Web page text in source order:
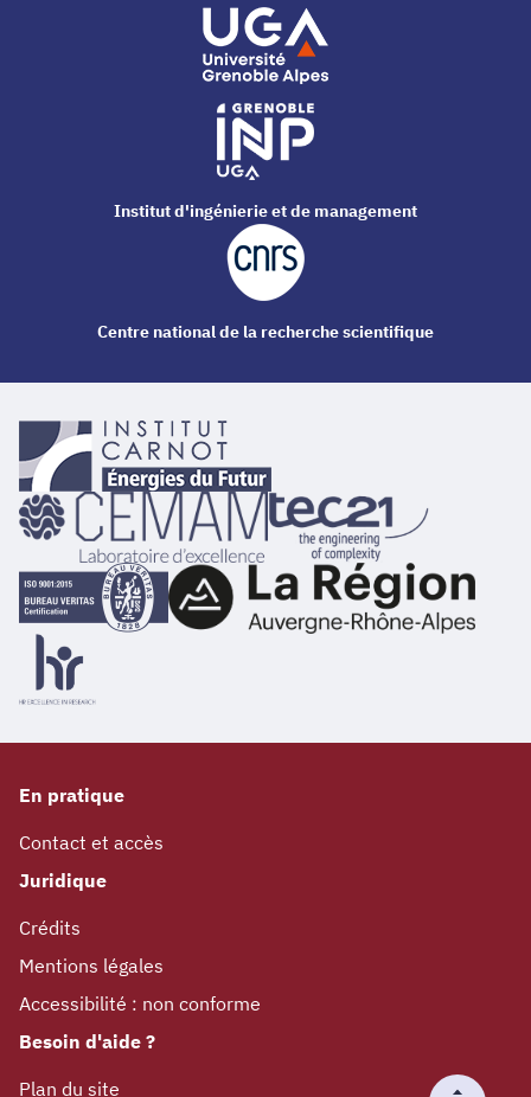
En pratique
Contact et accès
Juridique
Crédits
Mentions légales
Accessibilité : non conforme
Besoin d'aide ?
Plan du site
Institut d'ingénierie et de management
Centre national de la recherche scientifique